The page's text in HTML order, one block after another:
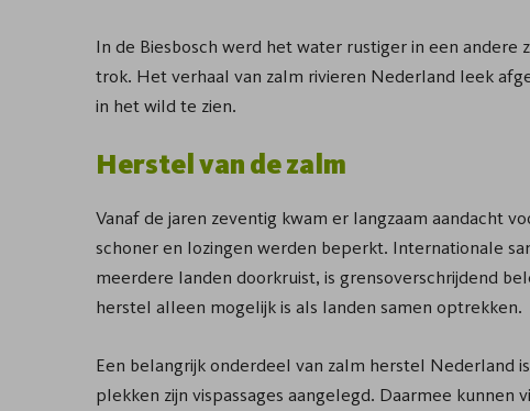
In de Biesbosch werd het water rustiger in een andere
trok. Het verhaal van zalm rivieren Nederland leek
in het wild te zien.
Herstel van de zalm
Vanaf de jaren zeventig kwam er langzaam aandacht
schoner en lozingen werden beperkt. Internationale
meerdere landen doorkruist, is grensoverschrijdend
herstel alleen mogelijk is als landen samen optrekken.
Een belangrijk onderdeel van zalm herstel Nederland
plekken zijn vispassages aangelegd. Daarmee kunnen